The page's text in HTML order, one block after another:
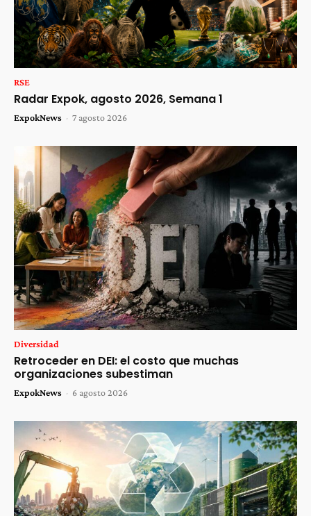
RSE
Radar Expok, agosto 2026, Semana 1
ExpokNews - 7 agosto 2026
Diversidad
Retroceder en DEI: el costo que muchas
organizaciones subestiman
ExpokNews - 6 agosto 2026